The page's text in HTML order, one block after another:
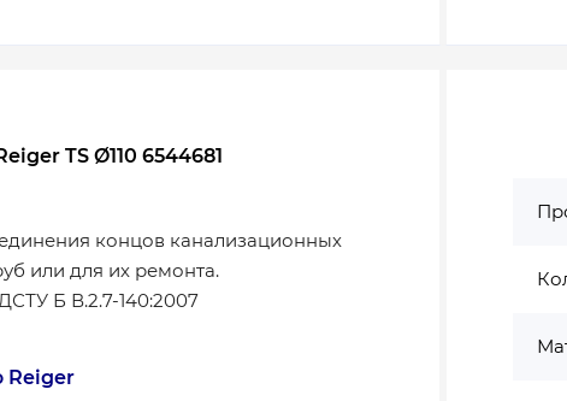
TS Ø110 6544681
концов канализационных
или для их ремонта.
Б В.2.7-140:2007
Reiger